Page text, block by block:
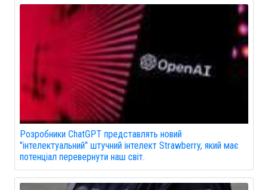
Розробники ChatGPT представлять новий
"інтелектуальний" штучний інтелект Strawberry, який має
потенціал перевернути наш світ.